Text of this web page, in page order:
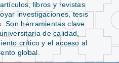
libros y revistas
investigaciones, tesis
Son herramientas clave
de calidad,
crítico y el acceso al
global.